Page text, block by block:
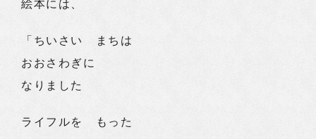
絵本には、
「ちいさい まちは
おおさわぎに
なりました
ライフルを もった